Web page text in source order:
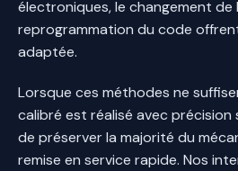
électroniques, le changement
reprogrammation du code
adaptée.
Lorsque ces méthodes ne
calibré est réalisé avec précision
de préserver la majorité du
remise en service rapide. Nos